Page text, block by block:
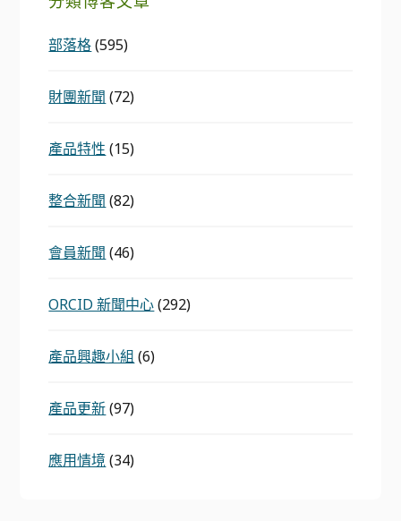
部落格(595)
財團新聞 (72)
產品特性 (15)
整合新聞 (82)
會員新聞 (46)
ORCID 新聞中心(292)
產品興趣小組 (6)
產品更新(97)
應用情境(34)